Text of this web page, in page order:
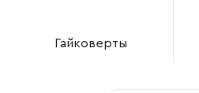
Гайковерты